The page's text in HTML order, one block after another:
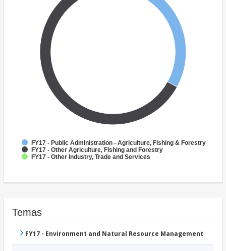
FY17 - Public Administration - Agriculture, Fishing & Forestry
FY17 - Other Agriculture, Fishing and Forestry
FY17 - Other Industry, Trade and Services
Temas
FY17 - Environment and Natural Resource Management